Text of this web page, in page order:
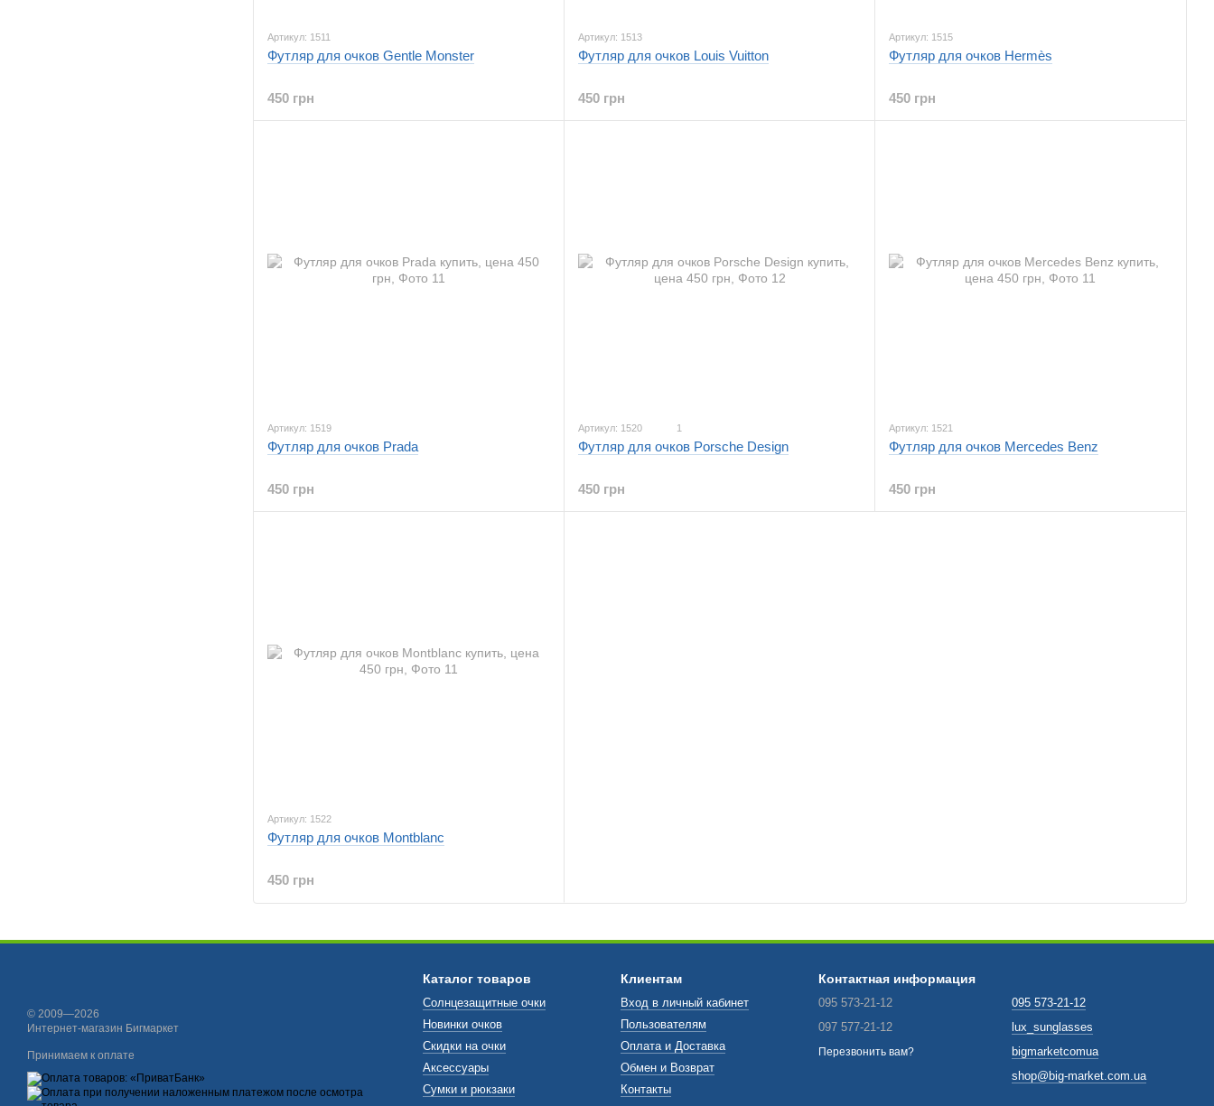
Артикул: 1511
Футляр для очков Gentle Monster
450 грн
Артикул: 1513
Футляр для очков Louis Vuitton
450 грн
Артикул: 1515
Футляр для очков Hermès
450 грн
Артикул: 1519
Футляр для очков Prada
450 грн
Артикул: 1520 1
Футляр для очков Porsche Design
450 грн
Артикул: 1521
Футляр для очков Mercedes Benz
450 грн
Артикул: 1522
Футляр для очков Montblanc
450 грн
© 2009—2026
Интернет-магазин Бигмаркет
Принимаем к оплате
Каталог товаров
Солнцезащитные очки
Новинки очков
Скидки на очки
Аксессуары
Сумки и рюкзаки
Клиентам
Вход в личный кабинет
Пользователям
Оплата и Доставка
Обмен и Возврат
Контакты
Контактная информация
095 573-21-12
097 577-21-12
Перезвонить вам?
095 573-21-12
lux_sunglasses
bigmarketcomua
shop@big-market.com.ua